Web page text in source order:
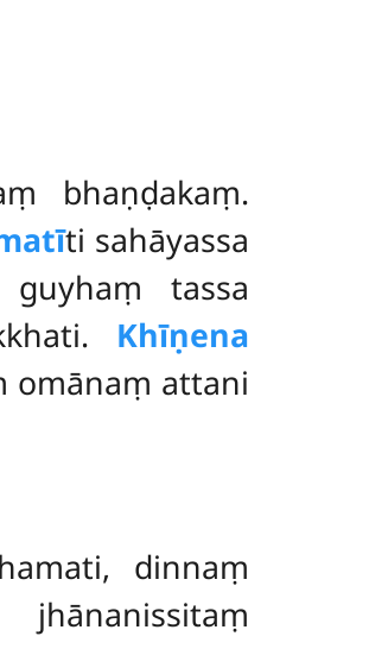
bhaṇḍakaṃ.
ti sahāyassa
tassa
Khīṇena
omānaṃ attani
dinnaṃ